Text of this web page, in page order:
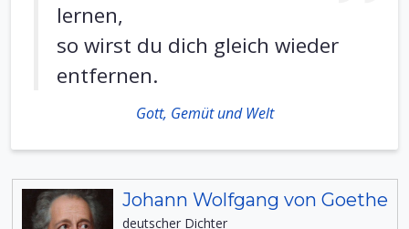
lernen,
so wirst du dich gleich wieder
entfernen.
Gott, Gemüt und Welt
Johann Wolfgang von Goethe
deutscher Dichter